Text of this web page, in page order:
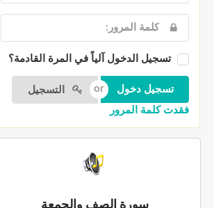
تسجيل الدخول آلياً في المرة القادمة؟
التسجيل
فقدت كلمة المرور
سورة الصف والجمعة